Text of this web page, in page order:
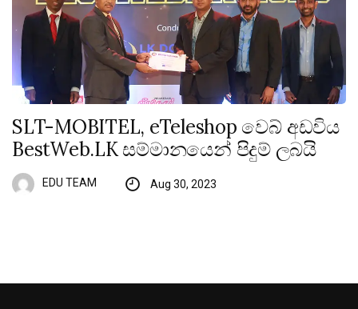
SLT-MOBITEL, eTeleshop වෙබ් අඩවිය
BestWeb.LK සම්මානයෙන් පිදුම් ලබයි
EDU TEAM Aug 30, 2023